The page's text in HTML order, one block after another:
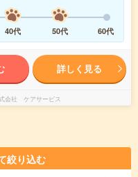
40代 50代 60代
詳しく見る
会社 ケアサービス
絞り込む